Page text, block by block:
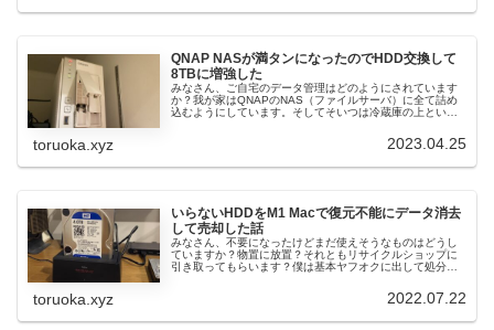
QNAP NASが満タンになったのでHDD交換して
8TBに増強した
みなさん、ご自宅のデータ管理はどのようにされています
か？我が家はQNAPのNAS（ファイルサーバ）に全て詰め
込むようにしています。そしてそいつは冷蔵庫の上とい
toruoka.xyz 2023.04.25
いらないHDDをM1 Macで復元不能にデータ消去
して売却した話
みなさん、不要になったけどまだ使えそうなものはどうし
ていますか？物置に放置？それともリサイクルショップに
引き取ってもらいます？僕は基本ヤフオクに出して処分で
toruoka.xyz 2022.07.22